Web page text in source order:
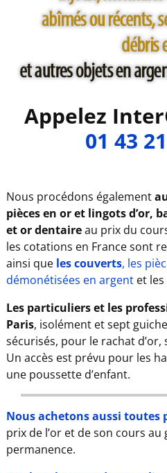
Appelez
01 43
Nous procédons également
pièces en or et lingots d’or,
et or dentaireau prix du
les cotations en France sont
ainsi queles couverts, les
démonétisées en argentet les
Les particuliers et les
Paris, isolément et sept
sécurisés, pour le rachat
Un accès est prévu pour les
une poussette d’enfant.
Nous achetons aussi toutes
prix de l’or et de son cours
permanence.